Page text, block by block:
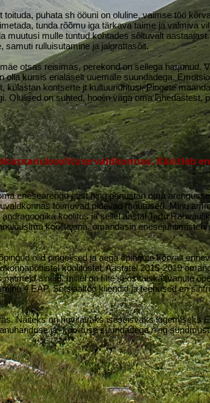
puhata sh ööuni on oluline, vaimse töö
tunda rõõmu iga tärkava taime ja valmiva
muutusi mulle tuntud kohtades sõltuvalt
samuti rulluisutamine ja jalgrattasõit.
otsas reisimas, perekond on sellega harjunud.
kursis erialaselt uuemate suundadega.
kontserte jt kultuuriüritusi. Pingete
Olulised on suhted, hoolin väga oma lähedastest,
valdkonnas. Käsitleb
enesearengu eest ning panustan oma
toimuvad pidevad muutused. Minu
koolitus ja sellel aastal Tartu
koolitajana, omandasin
olid pingelised ja aega õpingute kõrvalt
koolitustel. Aastatel 2015-2019
aineid, millel on tihe seos täiskasvanute
4 EAP, Sotsiaaltöö kliendid ja teenused eri
Näiteks on huvitavaks iseseisvaks lugemiseks
ja -koolituse suundadega ning